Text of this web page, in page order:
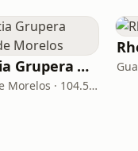
La Bestia Grupera Cuautla de Morelos
Cuautla de Morelos · 104.5 FM